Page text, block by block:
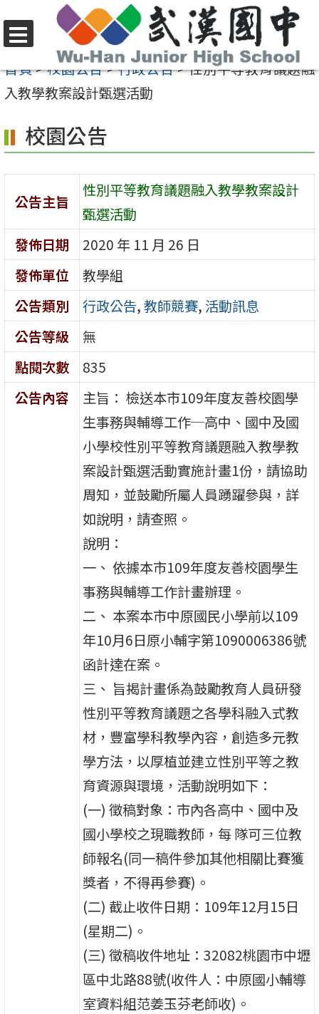
至
要
容
區
選
單
首頁>校園公告>行政公告>性別平等教育議題融
入教學教案設計甄選活動
校園公告
公告主旨
性別平等教育議題融入教學教案設計
甄選活動
發佈日期
2020 年 11 月 26 日
發佈單位
教學組
公告類別
行政公告,教師競賽, 活動訊息
公告等級
無
點閱次數
835
公告內容
主旨： 檢送本市109年度友善校園學
生事務與輔導工作─高中、國中及國
小學校性別平等教育議題融入教學教
案設計甄選活動實施計畫1份，請協助
周知，並鼓勵所屬人員踴躍參與，詳
如說明，請查照。
說明：
一、 依據本市109年度友善校園學生
事務與輔導工作計畫辦理。
二、 本案本市中原國民小學前以109
年10月6日原小輔字第1090006386號
函計達在案。
三、 旨揭計畫係為鼓勵教育人員研發
性別平等教育議題之各學科融入式教
材，豐富學科教學內容，創造多元教
學方法，以厚植並建立性別平等之教
育資源與環境，活動說明如下：
(一) 徵稿對象：市內各高中、國中及
國小學校之現職教師，每 隊可三位教
師報名(同一稿件參加其他相關比賽獲
獎者，不得再參賽)。
(二) 截止收件日期：109年12月15日
(星期二)。
(三) 徵稿收件地址：32082桃園市中壢
區中北路88號(收件人：中原國小輔導
室資料組范姜玉芬老師收)。